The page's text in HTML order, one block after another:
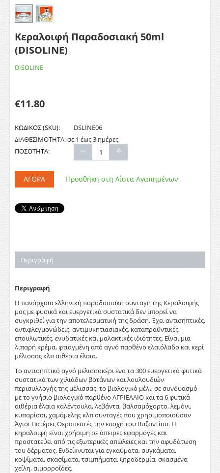
Κεραλοιφή Παραδοσιακή 50ml
(DISOLINE)
DISOLINE
€11.80
ΚΩΔΙΚΟΣ (SKU):
DSLINE06
ΔΙΑΘΕΣΙΜΟΤΗΤΑ:σε 1 έως 3 ημέρες
ΠΟΣΟΤΗΤΑ:
+
−
ΑΓΟΡΆ Προσθήκη στη Λίστα Αγαπημένων
Περιγραφή
Περιγραφή
Η πανάρχαια ελληνική παραδοσιακή συνταγή της Κεραλοιφής
μας με φυσικά και ευεργετικά συστατικά δεν μπορεί να
συγκριθεί για την αποτελεσματική της δράση. Έχει αντισηπτικές,
αντιφλεγμονώδεις, αντιμυκητιασιακές, καταπραϋντικές,
επουλωτικές, ενυδατικές και μαλακτικές ιδιότητες. Είναι μια
λιπαρή κρέμα, φτιαγμένη από αγνό παρθένο ελαιόλαδο και κερί
μέλισσας κλπ αιθέρια έλαια.
Το αντισηπτικό αγνό μελισσοκέρι ένα τα 300 ευεργετικά φυτικά
συστατικά των χιλιάδων βοτάνων και λουλουδιών
περισυλλογής της μέλισσας, το βιολογικό μέλι, σε συνδυασμό
με το γνήσιο βιολογικό παρθένο ΑΓΡΙΕΛΑΙΟ και τα 6 φυτικά
αιθέρια έλαια καλέντουλα, λεβάντα, βαλσαμόχορτο, λεμόνι,
κυπαρίσσι, χαμάμελης κλπ συνταγές που χρησιμοποιούσαν
Άγιοι Πατέρες Θεραπευτές την εποχή του Βυζαντίου. Η
κηραλοιφή είναι χρήσιμη σε άπειρες εφαρμογές και
προστατεύει από τις εξωτερικές απώλειες και την αφυδάτωση
του δέρματος. Ενδείκνυται για εγκαύματα, συγκάματα,
κοψίματα, σκασίματα, τσιμπήματα, ξηροδερμία, σκασμένα
χείλη, αιμορροΐδες.